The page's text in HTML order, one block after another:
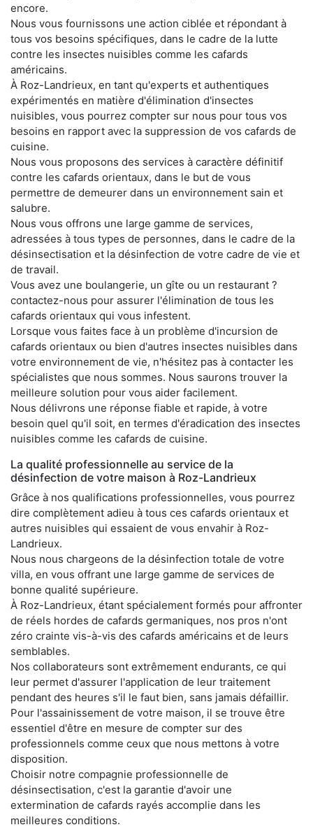
encore.
Nous vous fournissons une action ciblée et répondant à
tous vos besoins spécifiques, dans le cadre de la lutte
contre les insectes nuisibles comme les cafards
américains.
À Roz-Landrieux, en tant qu'experts et authentiques
expérimentés en matière d'élimination d'insectes
nuisibles, vous pourrez compter sur nous pour tous vos
besoins en rapport avec la suppression de vos cafards de
cuisine.
Nous vous proposons des services à caractère définitif
contre les cafards orientaux, dans le but de vous
permettre de demeurer dans un environnement sain et
salubre.
Nous vous offrons une large gamme de services,
adressées à tous types de personnes, dans le cadre de la
désinsectisation et la désinfection de votre cadre de vie et
de travail.
Vous avez une boulangerie, un gîte ou un restaurant ?
contactez-nous pour assurer l'élimination de tous les
cafards orientaux qui vous infestent.
Lorsque vous faites face à un problème d'incursion de
cafards orientaux ou bien d'autres insectes nuisibles dans
votre environnement de vie, n'hésitez pas à contacter les
spécialistes que nous sommes. Nous saurons trouver la
meilleure solution pour vous aider facilement.
Nous délivrons une réponse fiable et rapide, à votre
besoin quel qu'il soit, en termes d'éradication des insectes
nuisibles comme les cafards de cuisine.
La qualité professionnelle au service de la
désinfection de votre maison à Roz-Landrieux
Grâce à nos qualifications professionnelles, vous pourrez
dire complètement adieu à tous ces cafards orientaux et
autres nuisibles qui essaient de vous envahir à Roz-
Landrieux.
Nous nous chargeons de la désinfection totale de votre
villa, en vous offrant une large gamme de services de
bonne qualité supérieure.
À Roz-Landrieux, étant spécialement formés pour affronter
de réels hordes de cafards germaniques, nos pros n'ont
zéro crainte vis-à-vis des cafards américains et de leurs
semblables.
Nos collaborateurs sont extrêmement endurants, ce qui
leur permet d'assurer l'application de leur traitement
pendant des heures s'il le faut bien, sans jamais défaillir.
Pour l'assainissement de votre maison, il se trouve être
essentiel d'être en mesure de compter sur des
professionnels comme ceux que nous mettons à votre
disposition.
Choisir notre compagnie professionnelle de
désinsectisation, c'est la garantie d'avoir une
extermination de cafards rayés accomplie dans les
meilleures conditions.